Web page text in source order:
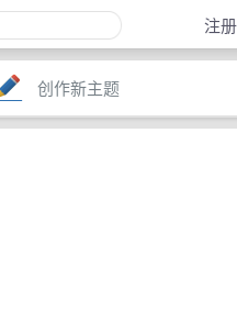
注册
创作新主题